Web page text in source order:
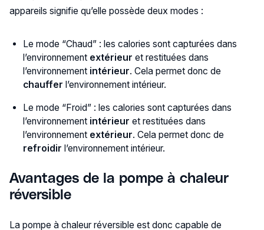
appareils signifie qu’elle possède deux modes :
Le mode “Chaud” : les calories sont capturées dans
l’environnement extérieur et restituées dans
l’environnement intérieur. Cela permet donc de
chauffer l’environnement intérieur.
Le mode “Froid” : les calories sont capturées dans
l’environnement intérieur et restituées dans
l’environnement extérieur. Cela permet donc de
refroidir l’environnement intérieur.
Avantages de la pompe à chaleur
réversible
La pompe à chaleur réversible est donc capable de